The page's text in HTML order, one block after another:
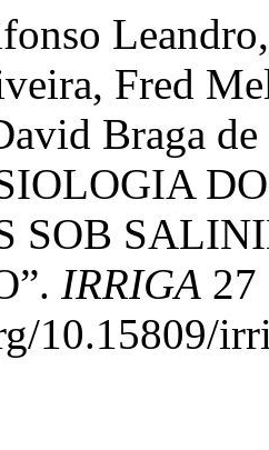
Fred
Braga
SOB
IRRIGA 27
10.15809/